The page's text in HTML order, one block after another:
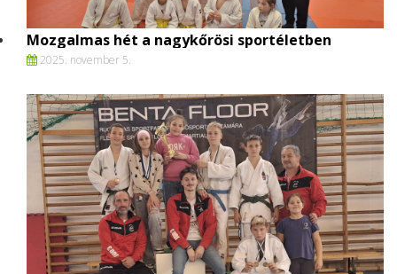
Mozgalmas hét a nagykőrösi sportéletben
2025. november 5.